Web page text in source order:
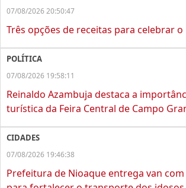
07/08/2026 20:50:47
Três opções de receitas para celebrar o
POLÍTICA
07/08/2026 19:58:11
Reinaldo Azambuja destaca a
turística da Feira Central de Campo
CIDADES
07/08/2026 19:46:38
Prefeitura de Nioaque entrega van